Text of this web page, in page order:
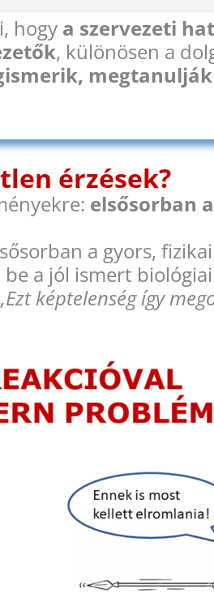
hogy a szervezeti
, különösen a
érzések?
elsősorban
a gyors,
a jól ismert
képtelenség így